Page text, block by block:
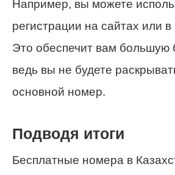
Например, вы можете
регистрации на сайтах или
Это обеспечит вам большую
ведь вы не будете
основной номер.
Подводя итоги
Бесплатные номера в